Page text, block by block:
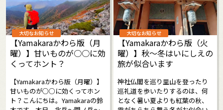
大切なお知らせ
【Yamakaraかわら版（月
曜）】甘いものが○○に効
くってホント？
【Yamakaraかわら版（月曜）】
甘いものが○○に効くってホン
ト？こんにちは。Yamakaraの鈴
大切なお知らせ
【Yamakaraかわら版（火
曜）】秋～冬はいにしえの
旅が似合います
神社仏閣を巡り里山を登ったり
巡礼道を歩いたりするのは、何
となく暑い夏よりも紅葉の秋、